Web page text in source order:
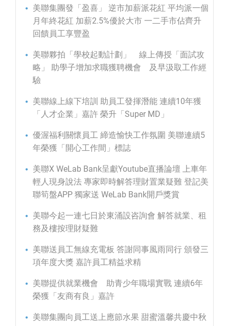
美聯集團發「盈喜」 逆市加薪派花紅 平均派一個
月年終花紅 加薪2.5%優於大市 一二手市佔齊升
回饋員工享豐盈
美聯夥拍「學校起動計劃」 線上傳授「面試攻
略」 助學子增加求職獲聘機會 及早汲取工作經
驗
美聯線上線下培訓 助員工發揮潛能 連續10年獲
「人才企業」嘉許 榮升「Super MD」
優渥福利關懷員工 締造愉快工作氛圍 美聯連續5
年榮獲「開心工作間」標誌
美聯X WeLab Bank呈獻Youtube直播論壇 上車年
輕人現身說法 專家即時解答理財置業疑難 登記美
聯筍盤APP 獨家送 WeLab Bank開戶獎賞
美聯今起一連七日於東涌設咨詢會 解答就業、租
務及樓按理財疑難
美聯送員工無線充電板 答謝同事風雨同行 頒發三
項年度大獎 嘉許員工精益求精
美聯提供就業機會 助青少年職場實戰 連續6年
榮獲「友商有良」嘉許
美聯集團向員工送上應節水果 甜蜜溫馨共慶中秋